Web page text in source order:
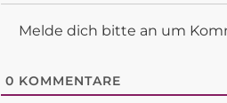
Melde dich bitte an um
0 KOMMENTARE